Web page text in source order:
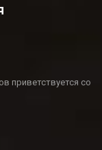
приветствуется со